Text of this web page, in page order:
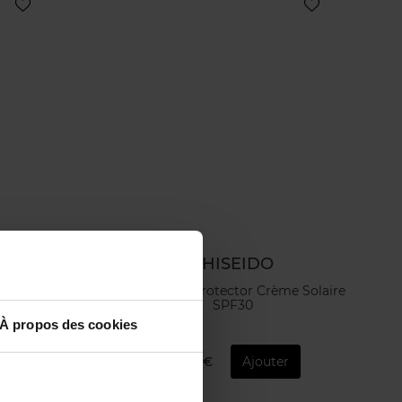
À propos des cookies
SHISEIDO
Expert Sun Protector Crème Solaire
SPF30
43,50 € Ajouter